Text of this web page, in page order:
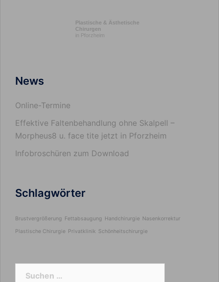
Plastische & Ästhetische
Chirurgen
in Pforzheim
News
Online-Termine
Effektive Faltenbehandlung ohne Skalpell –
Morpheus8 u. face tite jetzt in Pforzheim
Infobroschüren zum Download
Schlagwörter
Brustvergrößerung Fettabsaugung Handchirurgie Nasenkorrektur
Plastische Chirurgie Privatklinik Schönheitschirurgie